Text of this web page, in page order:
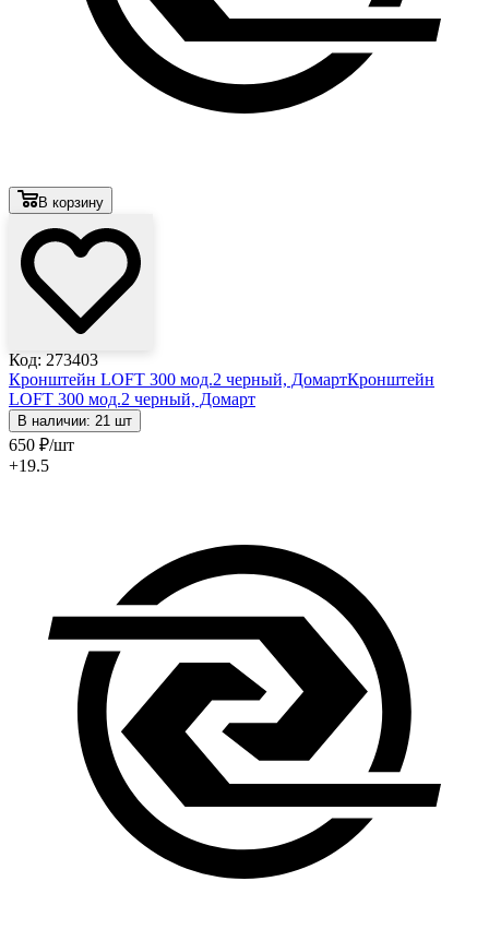
В корзину
Код: 273403
Кронштейн LOFT 300 мод.2 черный, ДомартКронштейн
LOFT 300 мод.2 черный, Домарт
В наличии: 21 шт
650 ₽/шт
+19.5